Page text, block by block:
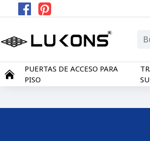
PUERTAS DE ACCESO PARA
PISO